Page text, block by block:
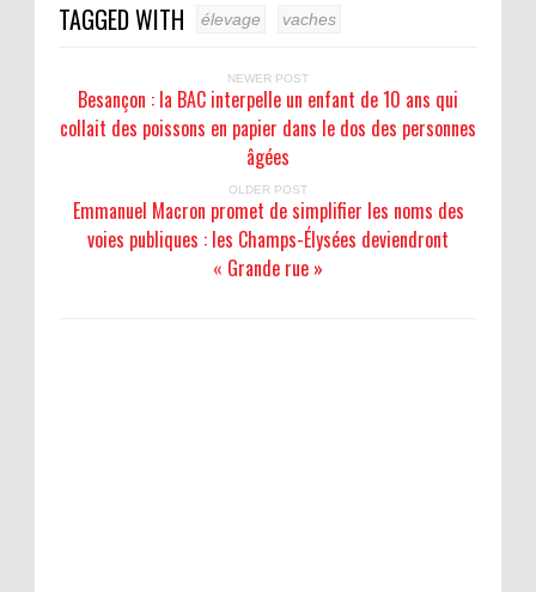
TAGGED WITH élevage vaches
NEWER POST
Besançon : la BAC interpelle un enfant de 10 ans qui
collait des poissons en papier dans le dos des personnes
âgées
OLDER POST
Emmanuel Macron promet de simplifier les noms des
voies publiques : les Champs-Élysées deviendront
« Grande rue »